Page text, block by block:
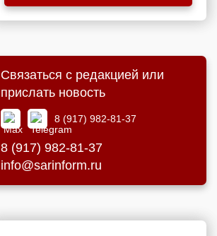
Связаться с редакцией или
прислать новость
8 (917) 982-81-37
8 (917) 982-81-37
info@sarinform.ru